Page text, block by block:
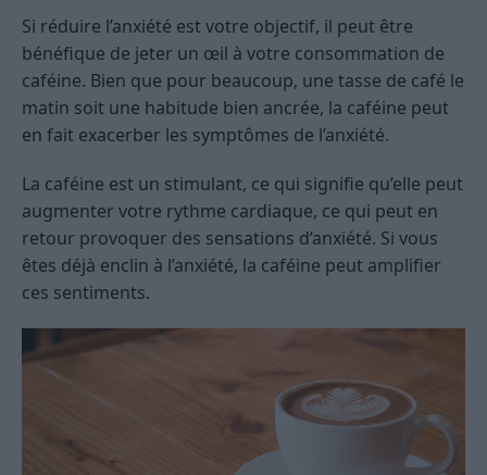
Si réduire l’anxiété est votre objectif, il peut être
bénéfique de jeter un œil à votre consommation de
caféine. Bien que pour beaucoup, une tasse de café le
matin soit une habitude bien ancrée, la caféine peut
en fait exacerber les symptômes de l’anxiété.
La caféine est un stimulant, ce qui signifie qu’elle peut
augmenter votre rythme cardiaque, ce qui peut en
retour provoquer des sensations d’anxiété. Si vous
êtes déjà enclin à l’anxiété, la caféine peut amplifier
ces sentiments.